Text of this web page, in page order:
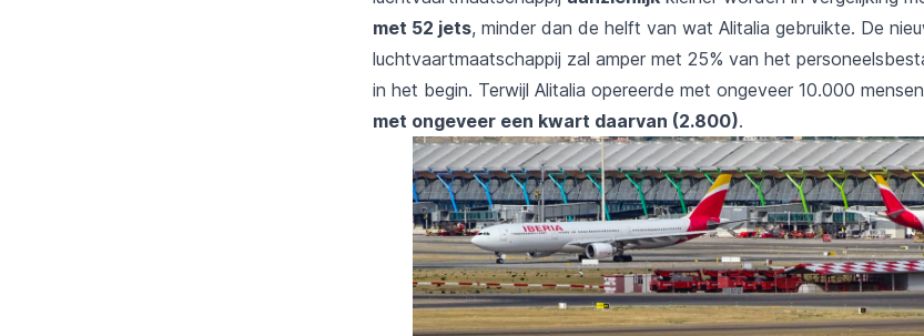
met 52 jets, minder dan de helft van wat Alitalia gebruikte. De
luchtvaartmaatschappij zal amper met 25% van het
in het begin. Terwijl Alitalia opereerde met ongeveer 10.000
met ongeveer een kwart daarvan (2.800).